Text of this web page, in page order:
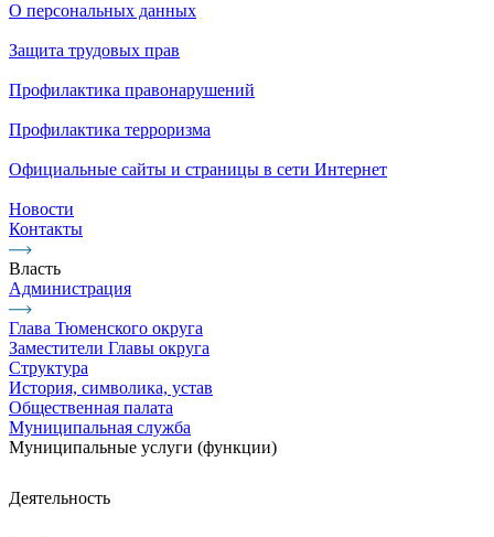
О персональных данных
Защита трудовых прав
Профилактика правонарушений
Профилактика терроризма
Официальные сайты и страницы в сети Интернет
Новости
Контакты
Власть
Администрация
Глава Тюменского округа
Заместители Главы округа
Структура
История, символика, устав
Общественная палата
Муниципальная служба
Муниципальные услуги (функции)
Деятельность